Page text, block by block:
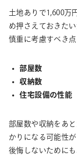
土地ありで1,600万
め押さえておきた
慎重に考慮すべき
部屋数
収納数
住宅設備の性能
部屋数や収納をあ
かりになる可能性が
後悔しないためにも